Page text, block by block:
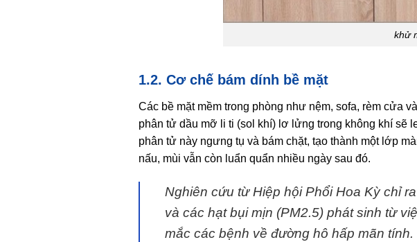
khử
1.2. Cơ chế bám dính bề mặt
Các bề mặt mềm trong phòng như nệm, sofa, rèm cửa
phân tử dầu mỡ li ti (sol khí) lơ lửng trong không khí sẽ
phân tử này ngưng tụ và bám chặt, tạo thành một lớp
nấu, mùi vẫn còn luẩn quẩn nhiều ngày sau đó.
Nghiên cứu từ Hiệp hội Phổi Hoa Kỳ chỉ
và các hạt bụi mịn (PM2.5) phát sinh từ
mắc các bệnh về đường hô hấp mãn tính.